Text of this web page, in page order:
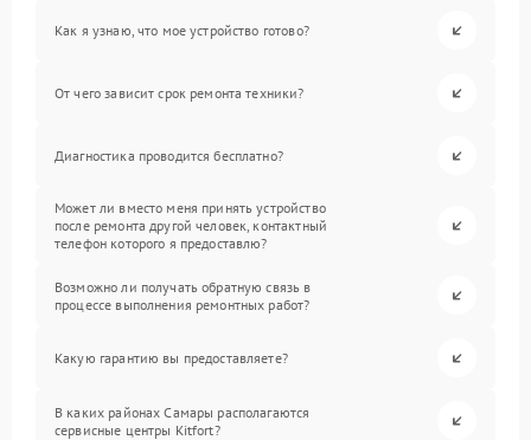
Как я узнаю, что мое устройство готово?
От чего зависит срок ремонта техники?
Диагностика проводится бесплатно?
Может ли вместо меня принять устройство
после ремонта другой человек, контактный
телефон которого я предоставлю?
Возможно ли получать обратную связь в
процессе выполнения ремонтных работ?
Какую гарантию вы предоставляете?
В каких районах Самары располагаются
сервисные центры Kitfort?